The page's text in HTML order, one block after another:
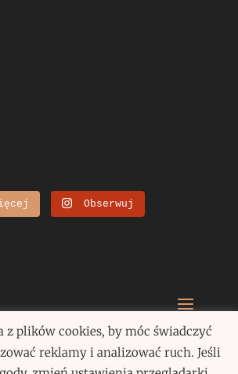
Obserwuj
Paulina Szczepańska 2020
z plików cookies, by móc świadczyć
reklamy i analizować ruch. Jeśli